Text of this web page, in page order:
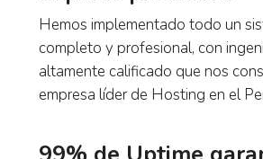
Soporte pro activo
Hemos implementado todo un
completo y profesional, con
altamente calificado que nos